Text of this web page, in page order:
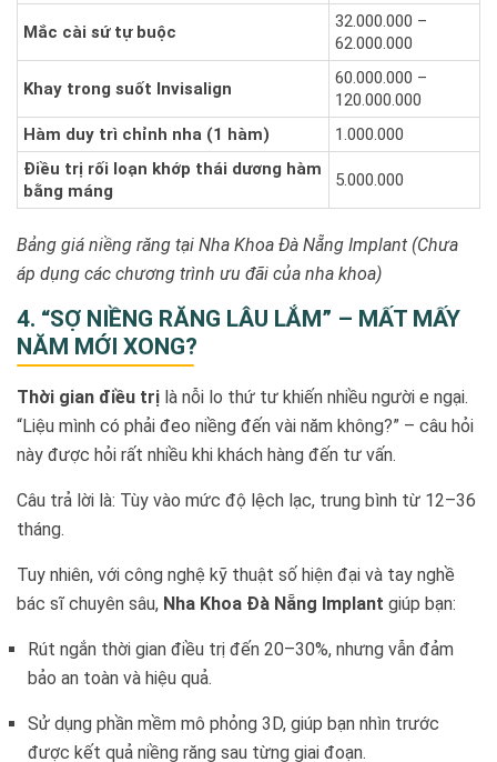
Mắc cài sứ tự buộc
32.000.000 –
62.000.000
Khay trong suốt Invisalign
60.000.000 –
120.000.000
Hàm duy trì chỉnh nha (1 hàm)
1.000.000
Điều trị rối loạn khớp thái dương hàm
bằng máng
5.000.000
Bảng giá niềng răng tại Nha Khoa Đà Nẵng Implant (Chưa
áp dụng các chương trình ưu đãi của nha khoa)
4. “SỢ NIỀNG RĂNG LÂU LẮM” – MẤT MẤY
NĂM MỚI XONG?
Thời gian điều trị là nỗi lo thứ tư khiến nhiều người e ngại.
“Liệu mình có phải đeo niềng đến vài năm không?” – câu hỏi
này được hỏi rất nhiều khi khách hàng đến tư vấn.
Câu trả lời là: Tùy vào mức độ lệch lạc, trung bình từ 12–36
tháng.
Tuy nhiên, với công nghệ kỹ thuật số hiện đại và tay nghề
bác sĩ chuyên sâu, Nha Khoa Đà Nẵng Implant giúp bạn:
Rút ngắn thời gian điều trị đến 20–30%, nhưng vẫn đảm
bảo an toàn và hiệu quả.
Sử dụng phần mềm mô phỏng 3D, giúp bạn nhìn trước
được kết quả niềng răng sau từng giai đoạn.